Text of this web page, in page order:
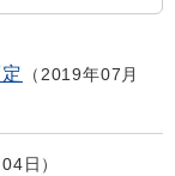
2019年07月
日